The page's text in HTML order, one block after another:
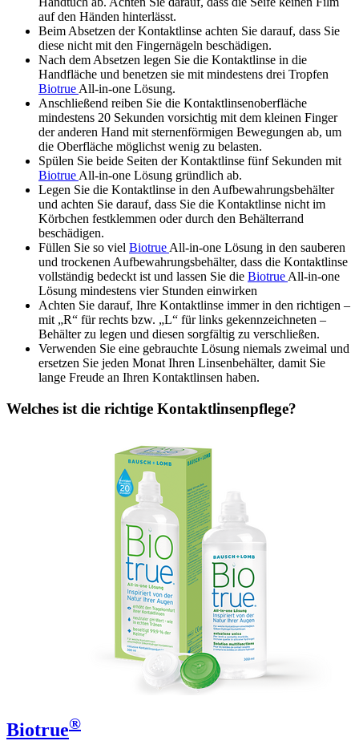
auf den Händen hinterlässt.
Beim Absetzen der Kontaktlinse achten Sie darauf, dass Sie
diese nicht mit den Fingernägeln beschädigen.
Nach dem Absetzen legen Sie die Kontaktlinse in die
Handfläche und benetzen sie mit mindestens drei Tropfen
Biotrue All-in-one Lösung.
Anschließend reiben Sie die Kontaktlinsenoberfläche
mindestens 20 Sekunden vorsichtig mit dem kleinen Finger
der anderen Hand mit sternenförmigen Bewegungen ab, um
die Oberfläche möglichst wenig zu belasten.
Spülen Sie beide Seiten der Kontaktlinse fünf Sekunden mit
Biotrue All-in-one Lösung gründlich ab.
Legen Sie die Kontaktlinse in den Aufbewahrungsbehälter
und achten Sie darauf, dass Sie die Kontaktlinse nicht im
Körbchen festklemmen oder durch den Behälterrand
beschädigen.
Füllen Sie so viel Biotrue All-in-one Lösung in den sauberen
und trockenen Aufbewahrungsbehälter, dass die Kontaktlinse
vollständig bedeckt ist und lassen Sie die Biotrue All-in-one
Lösung mindestens vier Stunden einwirken
Achten Sie darauf, Ihre Kontaktlinse immer in den richtigen –
mit „R“ für rechts bzw. „L“ für links gekennzeichneten –
Behälter zu legen und diesen sorgfältig zu verschließen.
Verwenden Sie eine gebrauchte Lösung niemals zweimal und
ersetzen Sie jeden Monat Ihren Linsenbehälter, damit Sie
lange Freude an Ihren Kontaktlinsen haben.
Welches ist die richtige Kontaktlinsenpflege?
Biotrue®